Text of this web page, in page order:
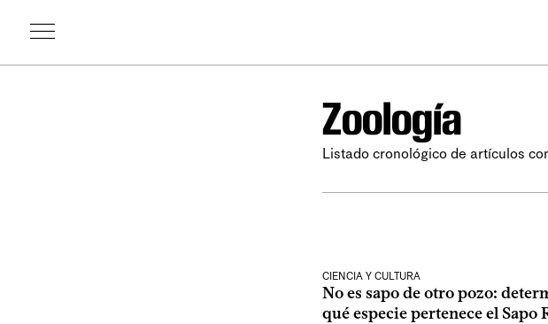
Zoología
Listado cronológico de artículos
CIENCIA Y CULTURA
No es sapo de otro pozo:
qué especie pertenece el Sapo